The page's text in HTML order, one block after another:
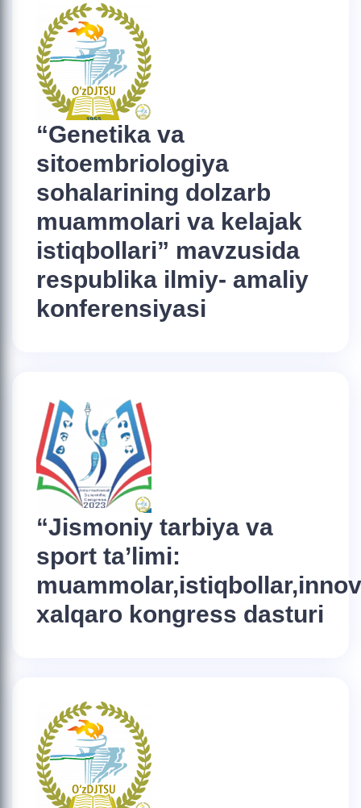
“Genetika va
sitoembriologiya
sohalarining dolzarb
muammolari va kelajak
istiqbollari” mavzusida
respublika ilmiy- amaliy
konferensiyasi
“Jismoniy tarbiya va
sport ta’limi:
xalqaro kongress dasturi